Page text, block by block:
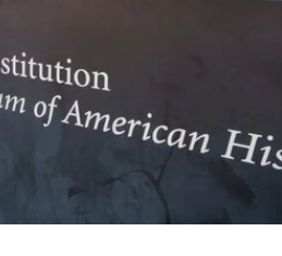
外，刘祺丰还曾担任新加坡
香港西九龙文化区管理局戏